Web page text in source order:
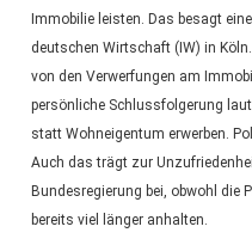
Immobilie leisten. Das besagt
deutschen Wirtschaft (IW) in
von den Verwerfungen am
persönliche Schlussfolgerung
statt Wohneigentum erwerben.
Auch das trägt zur
Bundesregierung bei, obwohl die
bereits viel länger anhalten.